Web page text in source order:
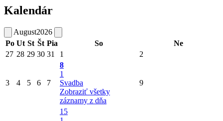
Kalendár
August2026
Po Ut St Št Pia So
Ne
27 28 29 30 31 1 2
3 4 5 6 7
8
1
Svadba
Zobraziť všetky
záznamy z dňa
9
15